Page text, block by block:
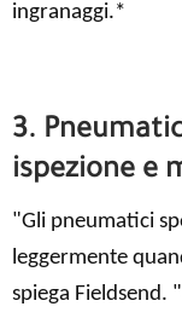
ingranaggi.*
3.
ispezione e
"Gli pneumatici
leggermente
spiega Fieldsend.